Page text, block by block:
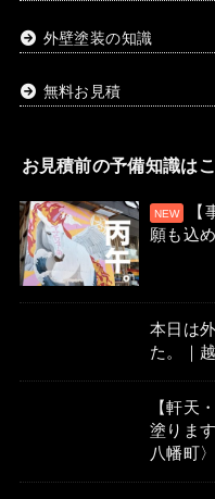
外壁塗装の知識
無料お見積
お見積前の予備知識は
願も込
本日は
た。｜
【軒天
塗ります
八幡町〉